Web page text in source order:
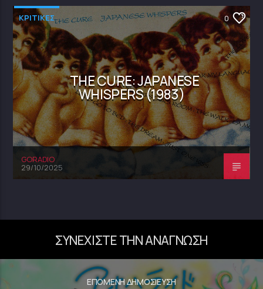
ΚΡΙΤΙΚΕΣ 0
THE CURE: JAPANESE
WHISPERS (1983)
GORADIO
29/10/2025
ΣΥΝΕΧΊΣΤΕ ΤΗΝ ΑΝΆΓΝΩΣΗ
ΕΠΌΜΕΝΗ ΔΗΜΟΣΊΕΥΣΗ